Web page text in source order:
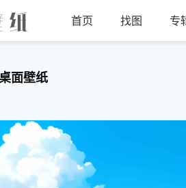
首页 找图 专
面壁纸